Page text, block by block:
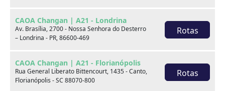
CAOA Changan | A21 - Londrina
Av. Brasília, 2700 - Nossa Senhora do Desterro
– Londrina - PR, 86600-469
Rotas
CAOA Changan | A21 - Florianópolis
Rua General Liberato Bittencourt, 1435 - Canto,
Florianópolis - SC 88070-800
Rotas
VEICULO NOVO OU SEMINOVO VENHAM NOS
VISITAR!!! VEÍCULOS EM ÓTIMO ESTADO COM
GARANTIA E PROCEDÊNCIA CAOA, LAUDO CAUTELAR
FINANCIAMENTO COM OS MELHORES BANCOS E AS
MELHORES TAXAS, SUJEITO APROVAÇÃO DA
FINANCEIRA, TEMOS CONSÓRCIO PRÓPRIO. VEÍCULO